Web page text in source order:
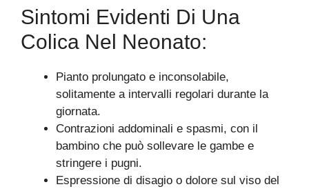
Sintomi Evidenti Di Una
Colica Nel Neonato:
Pianto prolungato e inconsolabile,
solitamente a intervalli regolari durante la
giornata.
Contrazioni addominali e spasmi, con il
bambino che può sollevare le gambe e
stringere i pugni.
Espressione di disagio o dolore sul viso del